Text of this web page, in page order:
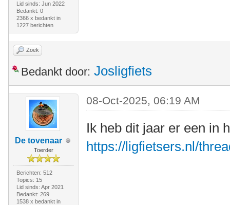
Lid sinds: Jun 2022
Bedankt: 0
2366 x bedankt in
1227 berichten
Zoek
Bedankt door: Josligfiets
De tovenaar
Toerder
Berichten: 512
Topics: 15
Lid sinds: Apr 2021
Bedankt: 269
1538 x bedankt in
08-Oct-2025, 06:19 AM
Ik heb dit jaar er een in
https://ligfietsers.nl/